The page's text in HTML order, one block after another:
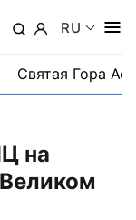
RU
Святая Гора
на